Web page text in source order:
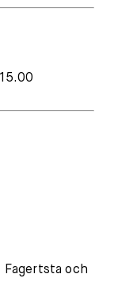
Fagertsta och